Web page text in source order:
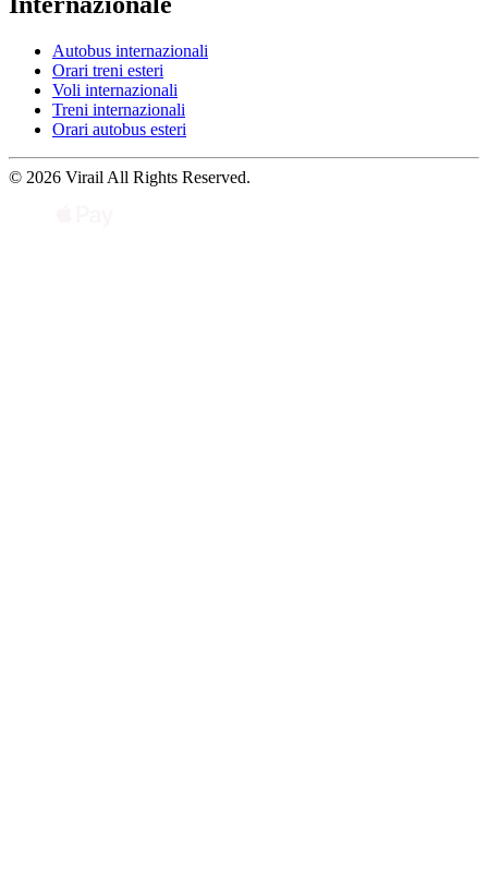
Autobus internazionali
Orari treni esteri
Voli internazionali
Treni internazionali
Orari autobus esteri
© 2026 Virail All Rights Reserved.